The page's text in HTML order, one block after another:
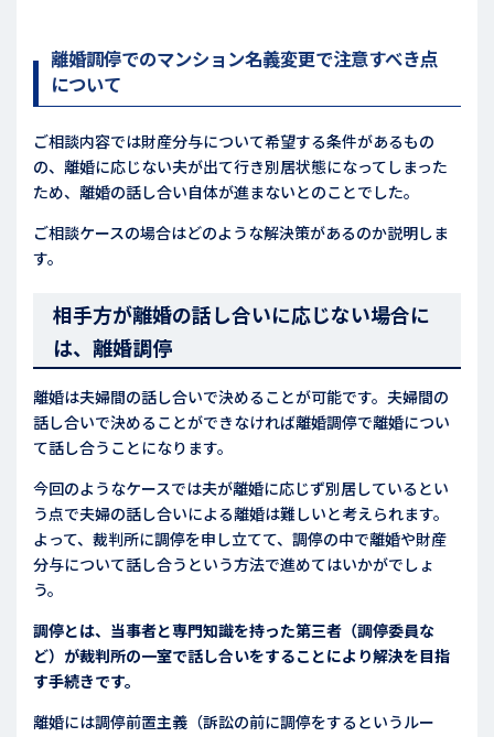
離婚調停でのマンション名義変更で注意すべき点
について
ご相談内容では財産分与について希望する条件があるもの
の、離婚に応じない夫が出て行き別居状態になってしまった
ため、離婚の話し合い自体が進まないとのことでした。
ご相談ケースの場合はどのような解決策があるのか説明しま
す。
相手方が離婚の話し合いに応じない場合に
は、離婚調停
離婚は夫婦間の話し合いで決めることが可能です。夫婦間の
話し合いで決めることができなければ離婚調停で離婚につい
て話し合うことになります。
今回のようなケースでは夫が離婚に応じず別居しているとい
う点で夫婦の話し合いによる離婚は難しいと考えられます。
よって、裁判所に調停を申し立てて、調停の中で離婚や財産
分与について話し合うという方法で進めてはいかがでしょ
う。
調停とは、当事者と専門知識を持った第三者（調停委員な
ど）が裁判所の一室で話し合いをすることにより解決を目指
す手続きです。
離婚には調停前置主義（訴訟の前に調停をするというルー